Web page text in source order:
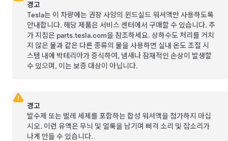
경고
Tesla는 이 차량에는 권장 사양의 윈드실드 워셔액만 사용하도록
안내합니다. 해당 제품은 서비스 센터에서 구매할 수 있습니다. 추
가 지침은 parts.tesla.com을 참조하세요. 상하수도 처리를 거치
지 않은 물과 같은 다른 종류의 물을 사용하면 실내 온도 조절 시
스템 내에 박테리아가 증식하여, 냄새나 잠재적인 손상이 발생할
수 있으며, 이는 보증 대상이 아닙니다.
경고
발수제 또는 벌레 세제를 포함하는 합성 워셔액을 첨가하지 마십
시오. 이런 유액은 무늬 및 얼룩을 남기며 삐걱 소리 및 잡소리가
나게 만들 수 있습니다.